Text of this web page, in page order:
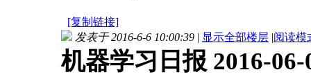
[复制链接]
发表于 2016-6-6 10:00:39 | 显示全部楼层 |阅读模
机器学习日报 2016-06-